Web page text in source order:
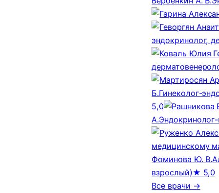
эндокринолог,
Б.Гинеколог-
5,0
А.
медицинскому
Фоминова Ю. В.
взрослый) ★ 5,0
Все врачи →